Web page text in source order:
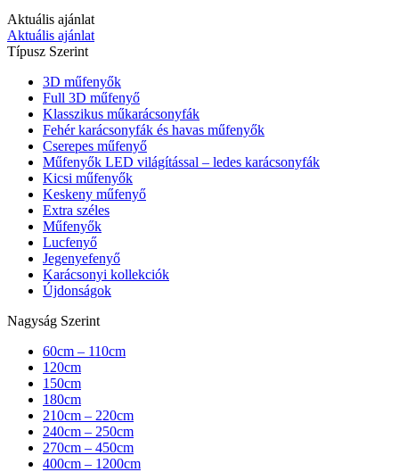
Aktuális ajánlat
Aktuális ajánlat
Típusz Szerint
3D műfenyők
Full 3D műfenyő
Klasszikus műkarácsonyfák
Fehér karácsonyfák és havas műfenyők
Cserepes műfenyő
Műfenyők LED világítással – ledes karácsonyfák
Kicsi műfenyők
Keskeny műfenyő
Extra széles
Műfenyők
Lucfenyő
Jegenyefenyő
Karácsonyi kollekciók
Újdonságok
Nagyság Szerint
60cm – 110cm
120cm
150cm
180cm
210cm – 220cm
240cm – 250cm
270cm – 450cm
400cm – 1200cm